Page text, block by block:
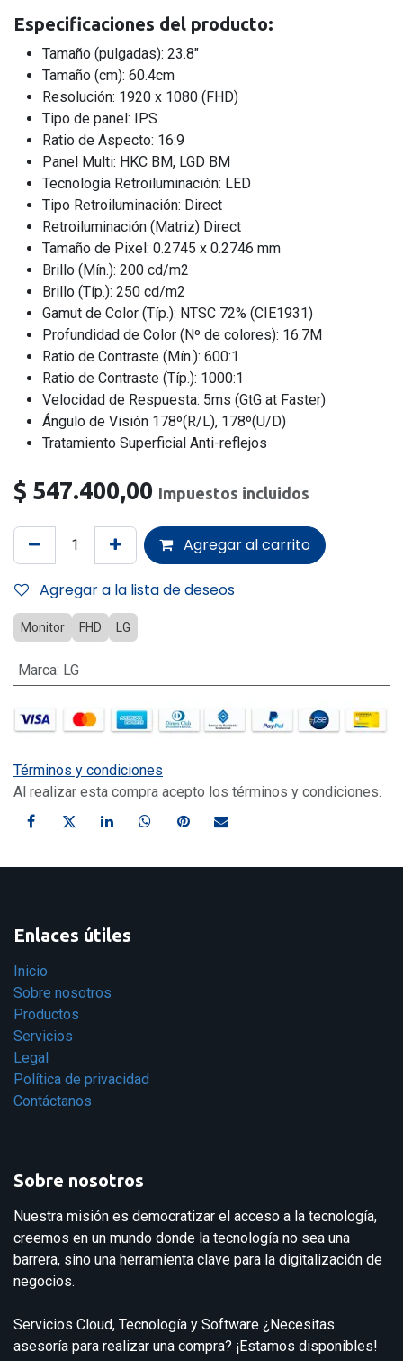
Especificaciones del producto:
Tamaño (pulgadas): 23.8″
Tamaño (cm): 60.4cm
Resolución: 1920 x 1080 (FHD)
Tipo de panel: IPS
Ratio de Aspecto: 16:9
Panel Multi: HKC BM, LGD BM
Tecnología Retroiluminación: LED
Tipo Retroiluminación: Direct
Retroiluminación (Matriz) Direct
Tamaño de Pixel: 0.2745 x 0.2746 mm
Brillo (Mín.): 200 cd/m2
Brillo (Típ.): 250 cd/m2
Gamut de Color (Típ.): NTSC 72% (CIE1931)
Profundidad de Color (Nº de colores): 16.7M
Ratio de Contraste (Mín.): 600:1
Ratio de Contraste (Típ.): 1000:1
Velocidad de Respuesta: 5ms (GtG at Faster)
Ángulo de Visión 178º(R/L), 178º(U/D)
Tratamiento Superficial Anti-reflejos
$ 547.400,00 Impuestos incluidos
Agregar al carrito
Agregar a la lista de deseos
Monitor FHD LG
Marca: LG
Términos y condiciones
Al realizar esta compra acepto los términos y condiciones.
Enlaces útiles
Inicio
Sobre nosotros
Productos
Servicios
Legal
Política de privacidad
Contáctanos
Sobre nosotros
Nuestra misión es democratizar el acceso a la tecnología,
creemos en un mundo donde la tecnología no sea una
barrera, sino una herramienta clave para la digitalización de
negocios.
Servicios Cloud, Tecnología y Software ¿Necesitas
asesoría para realizar una compra? ¡Estamos disponibles!